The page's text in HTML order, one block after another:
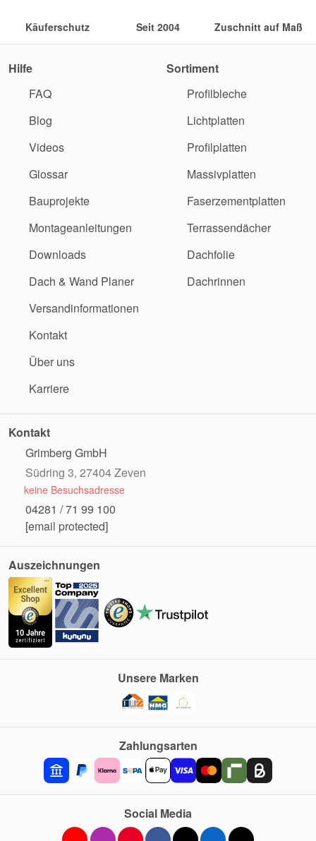
Käuferschutz Seit 2004 Zuschnitt auf Maß
Hilfe
FAQ
Blog
Videos
Glossar
Bauprojekte
Montageanleitungen
Downloads
Dach & Wand Planer
Versandinformationen
Kontakt
Über uns
Karriere
Sortiment
Profilbleche
Lichtplatten
Profilplatten
Massivplatten
Faserzementplatten
Terrassendächer
Dachfolie
Dachrinnen
Kontakt
Grimberg GmbH
Südring 3, 27404 Zeven
keine Besuchsadresse
04281 / 71 99 100
[email protected]
Auszeichnungen
Zahlungsarten
Unsere Marken
Social Media